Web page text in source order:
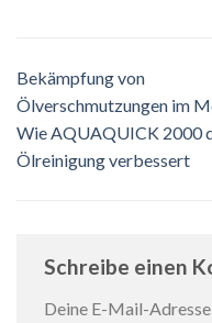
Bekämpfung von
Ölverschmutzungen im
Wie AQUAQUICK 2000
Ölreinigung verbessert
Schreibe einen
Deine E-Mail-